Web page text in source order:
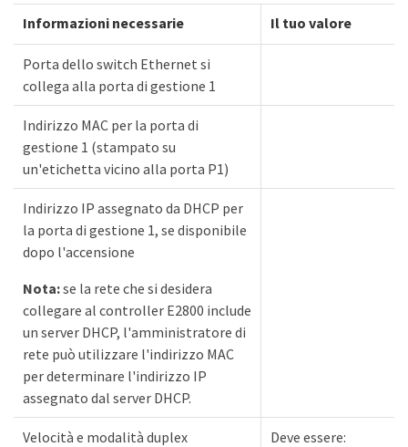
Informazioni necessarie Il tuo valore
Porta dello switch Ethernet si
collega alla porta di gestione 1
Indirizzo MAC per la porta di
gestione 1 (stampato su
un'etichetta vicino alla porta P1)
Indirizzo IP assegnato da DHCP per
la porta di gestione 1, se disponibile
dopo l'accensione
Nota:se la rete che si desidera
collegare al controller E2800 include
un server DHCP, l'amministratore di
rete può utilizzare l'indirizzo MAC
per determinare l'indirizzo IP
assegnato dal server DHCP.
Velocità e modalità duplex
Deve essere: